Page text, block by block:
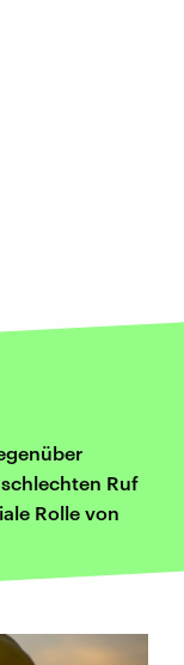
Ruf
Rolle von